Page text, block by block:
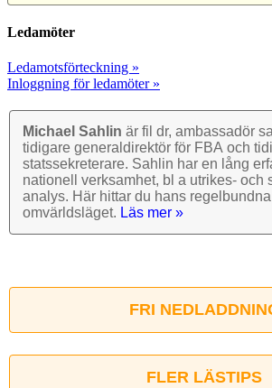
Ledamöter
Ledamotsförteckning »
Inloggning för ledamöter »
Michael Sahlin är fil dr, ambassadör
tidigare general­direktör för FBA och
stats­sekre­terare. Sahlin har en lång
nationell verk­samhet, bl a utrikes- och
analys. Här hittar du hans
omvärlds­läget. Läs mer »
FRI
FLER LÄSTIPS